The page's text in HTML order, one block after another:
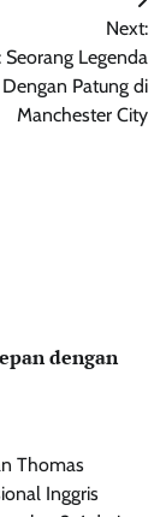
Next:
Seorang Legenda
Patung di
Manchester City
dengan
Thomas
Inggris